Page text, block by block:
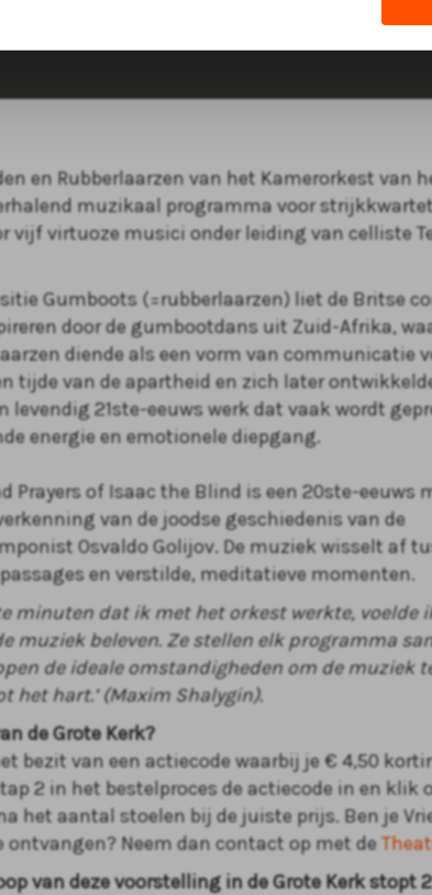
en Rubberlaarzen van het Kamerorkest van
muzikaal programma voor
vijf virtuoze musici onder leiding van celliste
Gumboots (=rubberlaarzen) liet de Britse
door de gumbootdans uit Zuid-Afrika,
diende als een vorm van communicatie
tijde van de apartheid en zich later
levendig 21ste-eeuws werk dat vaak wordt
energie en emotionele diepgang.
Prayers of Isaac the Blind is een 20ste-eeuws
van de joodse geschiedenis van de
Osvaldo Golijov. De muziek wisselt af
en verstilde, meditatieve momenten.
minuten dat ik met het orkest werkte, voelde
muziek beleven. Ze stellen elk programma
de ideale omstandigheden om de muziek
het hart.’ (Maxim Shalygin).
de Grote Kerk?
bezit van een actiecode waarbij je € 4,50
2 in het bestelproces de actiecode in en klik
het aantal stoelen bij de juiste prijs. Ben je
ontvangen? Neem dan contact op met de
van deze voorstelling in de Grote Kerk stopt